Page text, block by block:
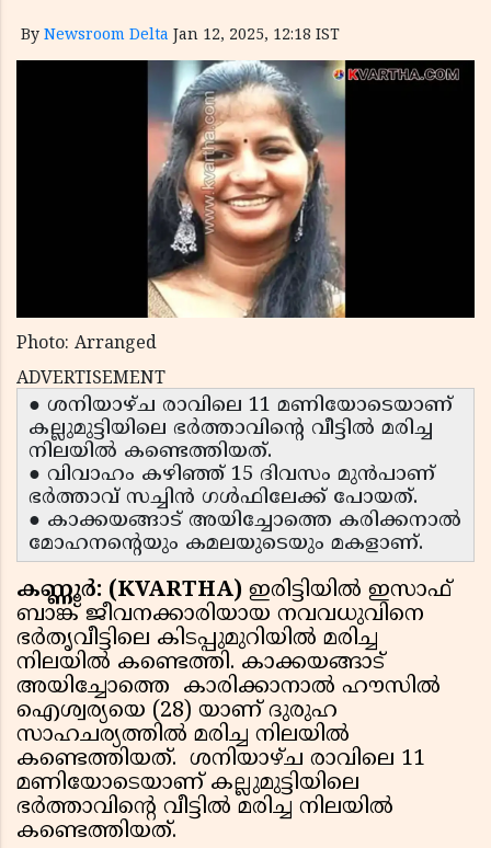
By Newsroom Delta Jan 12, 2025, 12:18 IST
Photo: Arranged
ADVERTISEMENT
● ശനിയാഴ്ച രാവിലെ 11 മണിയോടെയാണ്
കല്ലുമുട്ടിയിലെ ഭർത്താവിന്റെ വീട്ടിൽ മരിച്ച
നിലയിൽ കണ്ടെത്തിയത്.
● വിവാഹം കഴിഞ്ഞ് 15 ദിവസം മുൻപാണ്
ഭർത്താവ് സച്ചിൻ ഗൾഫിലേക്ക് പോയത്.
● കാക്കയങ്ങാട് അയിച്ചോത്തെ കരിക്കനാൽ
മോഹനന്റെയും കമലയുടെയും മകളാണ്.
കണ്ണൂർ: (KVARTHA) ഇരിട്ടിയിൽ ഇസാഫ്
ബാങ്ക് ജീവനക്കാരിയായ നവവധുവിനെ
ഭർതൃവീട്ടിലെ കിടപ്പുമുറിയിൽ മരിച്ച
നിലയിൽ കണ്ടെത്തി. കാക്കയങ്ങാട്
അയിച്ചോത്തെ കാരിക്കാനാൽ ഹൗസിൽ
ഐശ്വര്യയെ (28) യാണ് ദുരുഹ
സാഹചര്യത്തിൽ മരിച്ച നിലയിൽ
കണ്ടെത്തിയത്. ശനിയാഴ്ച രാവിലെ 11
മണിയോടെയാണ് കല്ലുമുട്ടിയിലെ
ഭർത്താവിന്റെ വീട്ടിൽ മരിച്ച നിലയിൽ
കണ്ടെത്തിയത്.